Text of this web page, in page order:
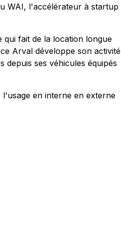
WAI, l'accélérateur à startup
fait de la location longue
Arval développe son activité
depuis ses véhicules équipés
en interne en externe